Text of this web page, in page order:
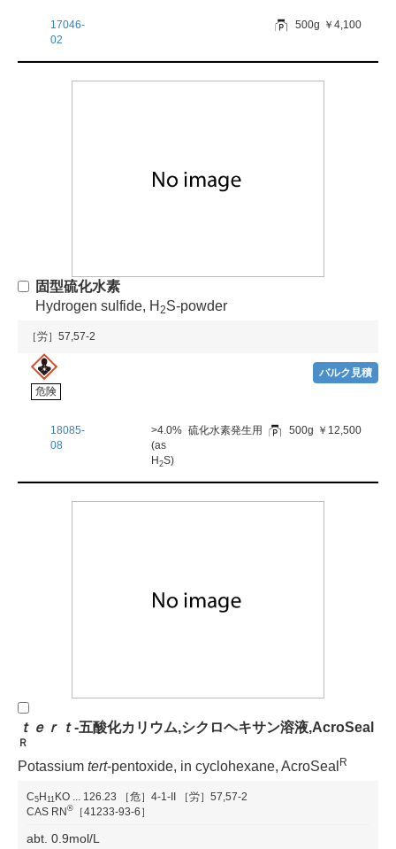
17046-
02
500g ￥4,100
固型硫化水素
Hydrogen sulfide, H2S-powder
［労］57,57-2
危険
バルク見積
18085-
08
>4.0%
(as
H 2S)
硫化水素発生用 500g ￥12,500
ｔ ｅ ｒ ｔ-五酸化カリウム,シクロヘキサン溶液,AcroSeal
Ｒ
Potassium tert-pentoxide, in cyclohexane, AcroSeal R
C5 H 11 KO ... 126.23 ［危］4-1-II
［労］57,57-2
CAS RN ® ［41233-93-6］
abt. 0.9mol/L